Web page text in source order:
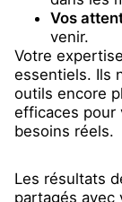
Vos
venir.
Votre
essentiels. Ils
outils encore
efficaces pour
besoins réels.
Les résultats
partagés avec